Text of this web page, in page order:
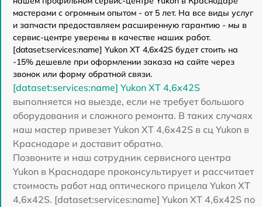
мастерами с огромным опытом - от 5 лет. На все виды услуг
и запчасти предоставляем расширенную гарантию - мы в
сервис-центре уверены в качестве наших работ.
[dataset:services:name] Yukon XT 4,6x42S будет стоить на
-15% дешевле при оформлении заказа на сайте через
звонок или форму обратной связи.
[dataset:services:name] Yukon XT 4,6x42S
выполняется на выезде, если не требует большого
оборудования и сложного ремонта. В таких случаях
наш мастер привезет Yukon XT 4,6x42S в сц Yukon в
Краснодаре и доставит обратно.
Позвоните и наш сотрудник сервисного центра
Yukon в Краснодаре проконсультирует и рассчитает
стоимость работ над оптического прицела Yukon XT
4,6x42S. [dataset:services:name] Yukon XT 4,6x42S по